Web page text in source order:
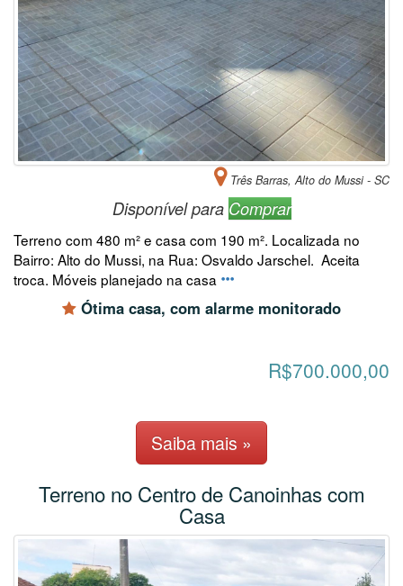
Três Barras, Alto do Mussi - SC
Disponível para Comprar
Terreno com 480 m² e casa com 190 m². Localizada no
Bairro: Alto do Mussi, na Rua: Osvaldo Jarschel. Aceita
troca. Móveis planejado na casa
Ótima casa, com alarme monitorado
R$700.000,00
Saiba mais »
Terreno no Centro de Canoinhas com
Casa